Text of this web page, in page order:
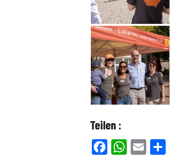
Teilen :
Facebook
WhatsApp
Email